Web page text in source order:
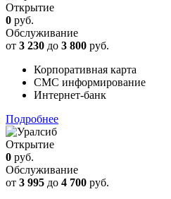
Открытие
0 руб.
Обслуживание
от 3 230 до 3 800 руб.
Корпоративная карта
СМС информирование
Интернет-банк
Подробнее
Открытие
0 руб.
Обслуживание
от 3 995 до 4 700 руб.